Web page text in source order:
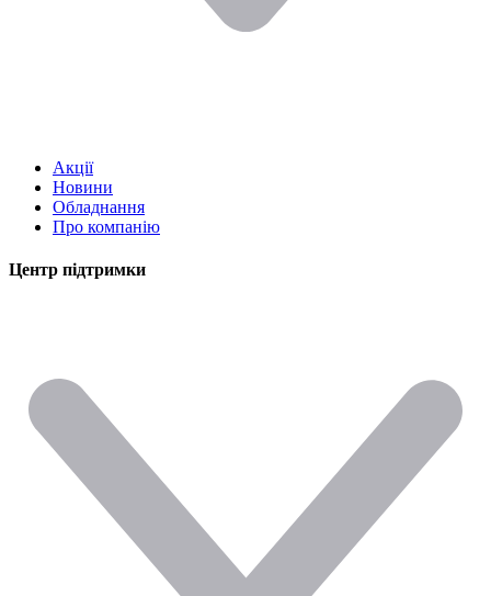
Акції
Новини
Обладнання
Про компанію
Центр підтримки